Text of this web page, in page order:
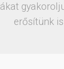
erősítünk